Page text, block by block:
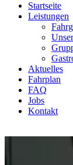
Startseite
Leistungen
Aktuelles
Fahrplan
FAQ
Jobs
Kontakt